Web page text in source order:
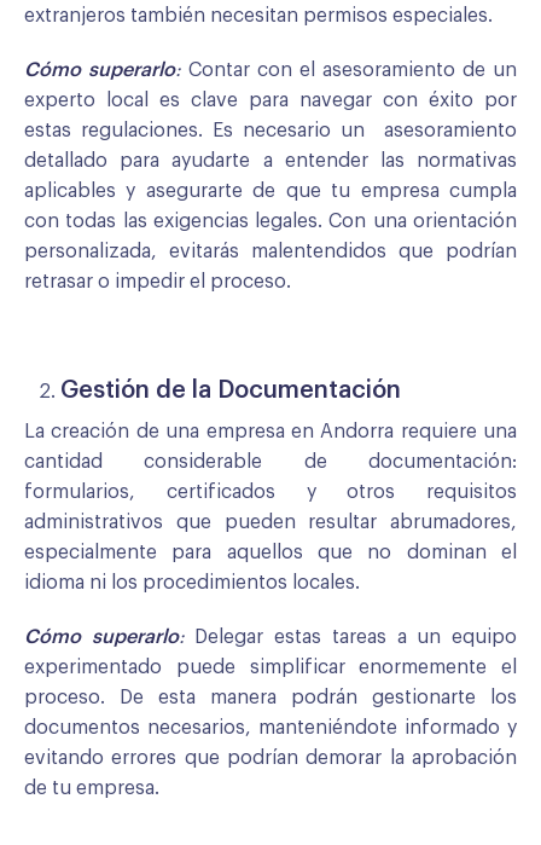
extranjeros también necesitan permisos especiales.
Cómo superarlo: Contar con el asesoramiento de un
experto local es clave para navegar con éxito por
estas regulaciones. Es necesario un asesoramiento
detallado para ayudarte a entender las normativas
aplicables y asegurarte de que tu empresa cumpla
con todas las exigencias legales. Con una orientación
personalizada, evitarás malentendidos que podrían
retrasar o impedir el proceso.
Gestión de la Documentación
La creación de una empresa en Andorra requiere una
cantidad considerable de documentación:
formularios, certificados y otros requisitos
administrativos que pueden resultar abrumadores,
especialmente para aquellos que no dominan el
idioma ni los procedimientos locales.
Cómo superarlo:Delegar estas tareas a un equipo
experimentado puede simplificar enormemente el
proceso. De esta manera podrán gestionarte los
documentos necesarios, manteniéndote informado y
evitando errores que podrían demorar la aprobación
de tu empresa.